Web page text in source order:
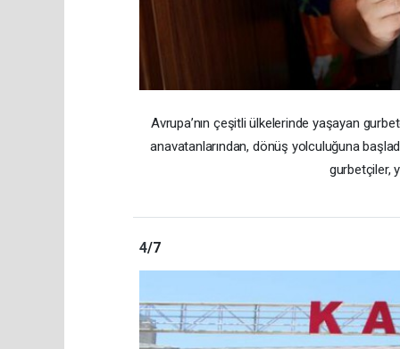
Avrupa’nın çeşitli ülkelerinde yaşayan
anavatanlarından, dönüş yolculuğuna
gurbetçiler,
4/7